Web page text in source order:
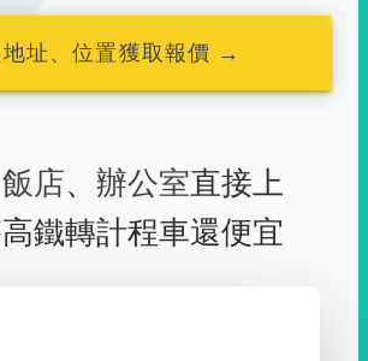
址、位置獲取報價 →
飯店、 辦公室直接上
鐵轉計程車還便宜